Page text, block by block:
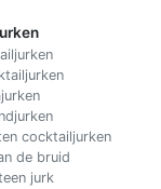
cocktailjurken
de bruid
jurk